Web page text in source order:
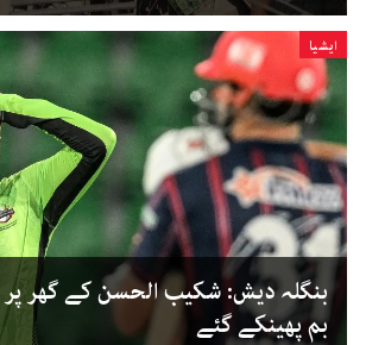
ایشیا
بنگلہ دیش: شکیب الحسن کے گھر پر
بم پھینکے گئے